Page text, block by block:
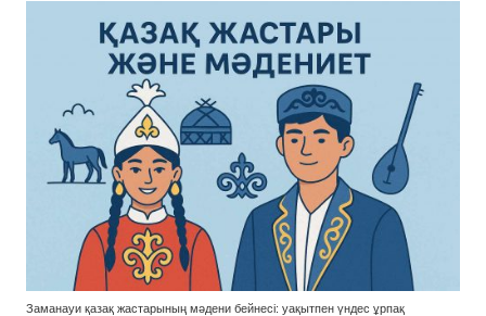
Заманауи қазақ жастарының мәдени бейнесі: уақытпен үндес ұрпақ